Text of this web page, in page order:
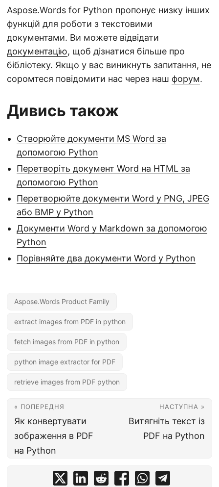
Aspose.Words for Python пропонує низку інших
функцій для роботи з текстовими
документами. Ви можете відвідати
документацію, щоб дізнатися більше про
бібліотеку. Якщо у вас виникнуть запитання, не
соромтеся повідомити нас через наш форум.
Дивись також
Створюйте документи MS Word за
допомогою Python
Перетворіть документ Word на HTML за
допомогою Python
Перетворюйте документи Word у PNG, JPEG
або BMP у Python
Документи Word у Markdown за допомогою
Python
Порівняйте два документи Word у Python
Aspose.Words Product Family
extract images from PDF in python
fetch images from PDF in python
python image extractor for PDF
retrieve images from PDF python
« ПОПЕРЕДНЯ
Як конвертувати
зображення в PDF
на Python
НАСТУПНА »
Витягніть текст із
PDF на Python